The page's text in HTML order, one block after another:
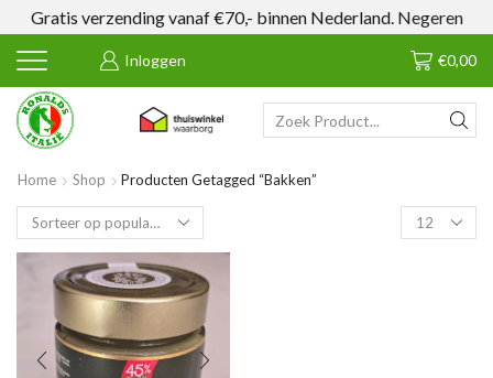
Gratis verzending vanaf €70,- binnen Nederland. Negeren
Inloggen €0,00
SEARCH
Home Shop
Producten Getagged “bakken”
Products
per